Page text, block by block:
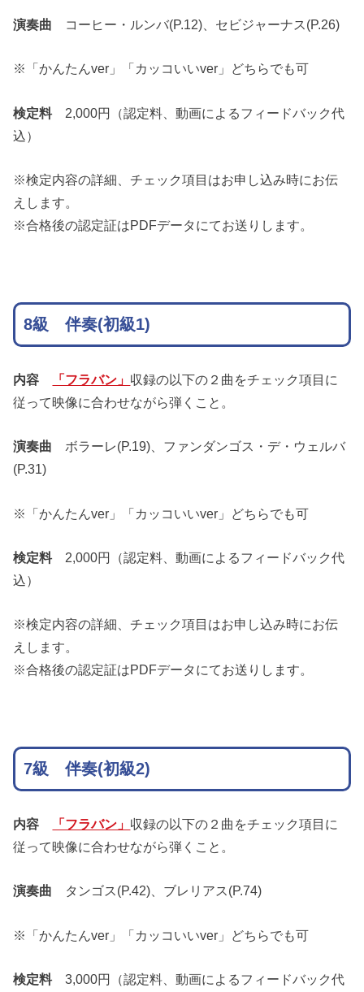
演奏曲 コーヒー・ルンバ(P.12)、セビジャーナス(P.26)
※「かんたんver」「カッコいいver」どちらでも可
検定料2,000円（認定料、動画によるフィードバック代
込）
※検定内容の詳細、チェック項目はお申し込み時にお伝
えします。
※合格後の認定証はPDFデータにてお送りします。
8級 伴奏(初級1)
内容 「フラバン」 収録の以下の２曲をチェック項目に
従って映像に合わせながら弾くこと。
演奏曲 ボラーレ(P.19)、ファンダンゴス・デ・ウェルバ
(P.31)
※「かんたんver」「カッコいいver」どちらでも可
検定料2,000円（認定料、動画によるフィードバック代
込）
※検定内容の詳細、チェック項目はお申し込み時にお伝
えします。
※合格後の認定証はPDFデータにてお送りします。
7級 伴奏(初級2)
内容 「フラバン」 収録の以下の２曲をチェック項目に
従って映像に合わせながら弾くこと。
演奏曲 タンゴス(P.42)、ブレリアス(P.74)
※「かんたんver」「カッコいいver」どちらでも可
検定料3,000円（認定料、動画によるフィードバック代